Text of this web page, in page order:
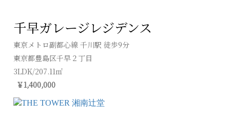
千早ガレージレジデンス
東京メトロ副都心線 千川駅 徒歩9分
東京都豊島区千早２丁目
3LDK/207.11㎡
￥1,400,000